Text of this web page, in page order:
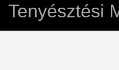
Tenyésztési